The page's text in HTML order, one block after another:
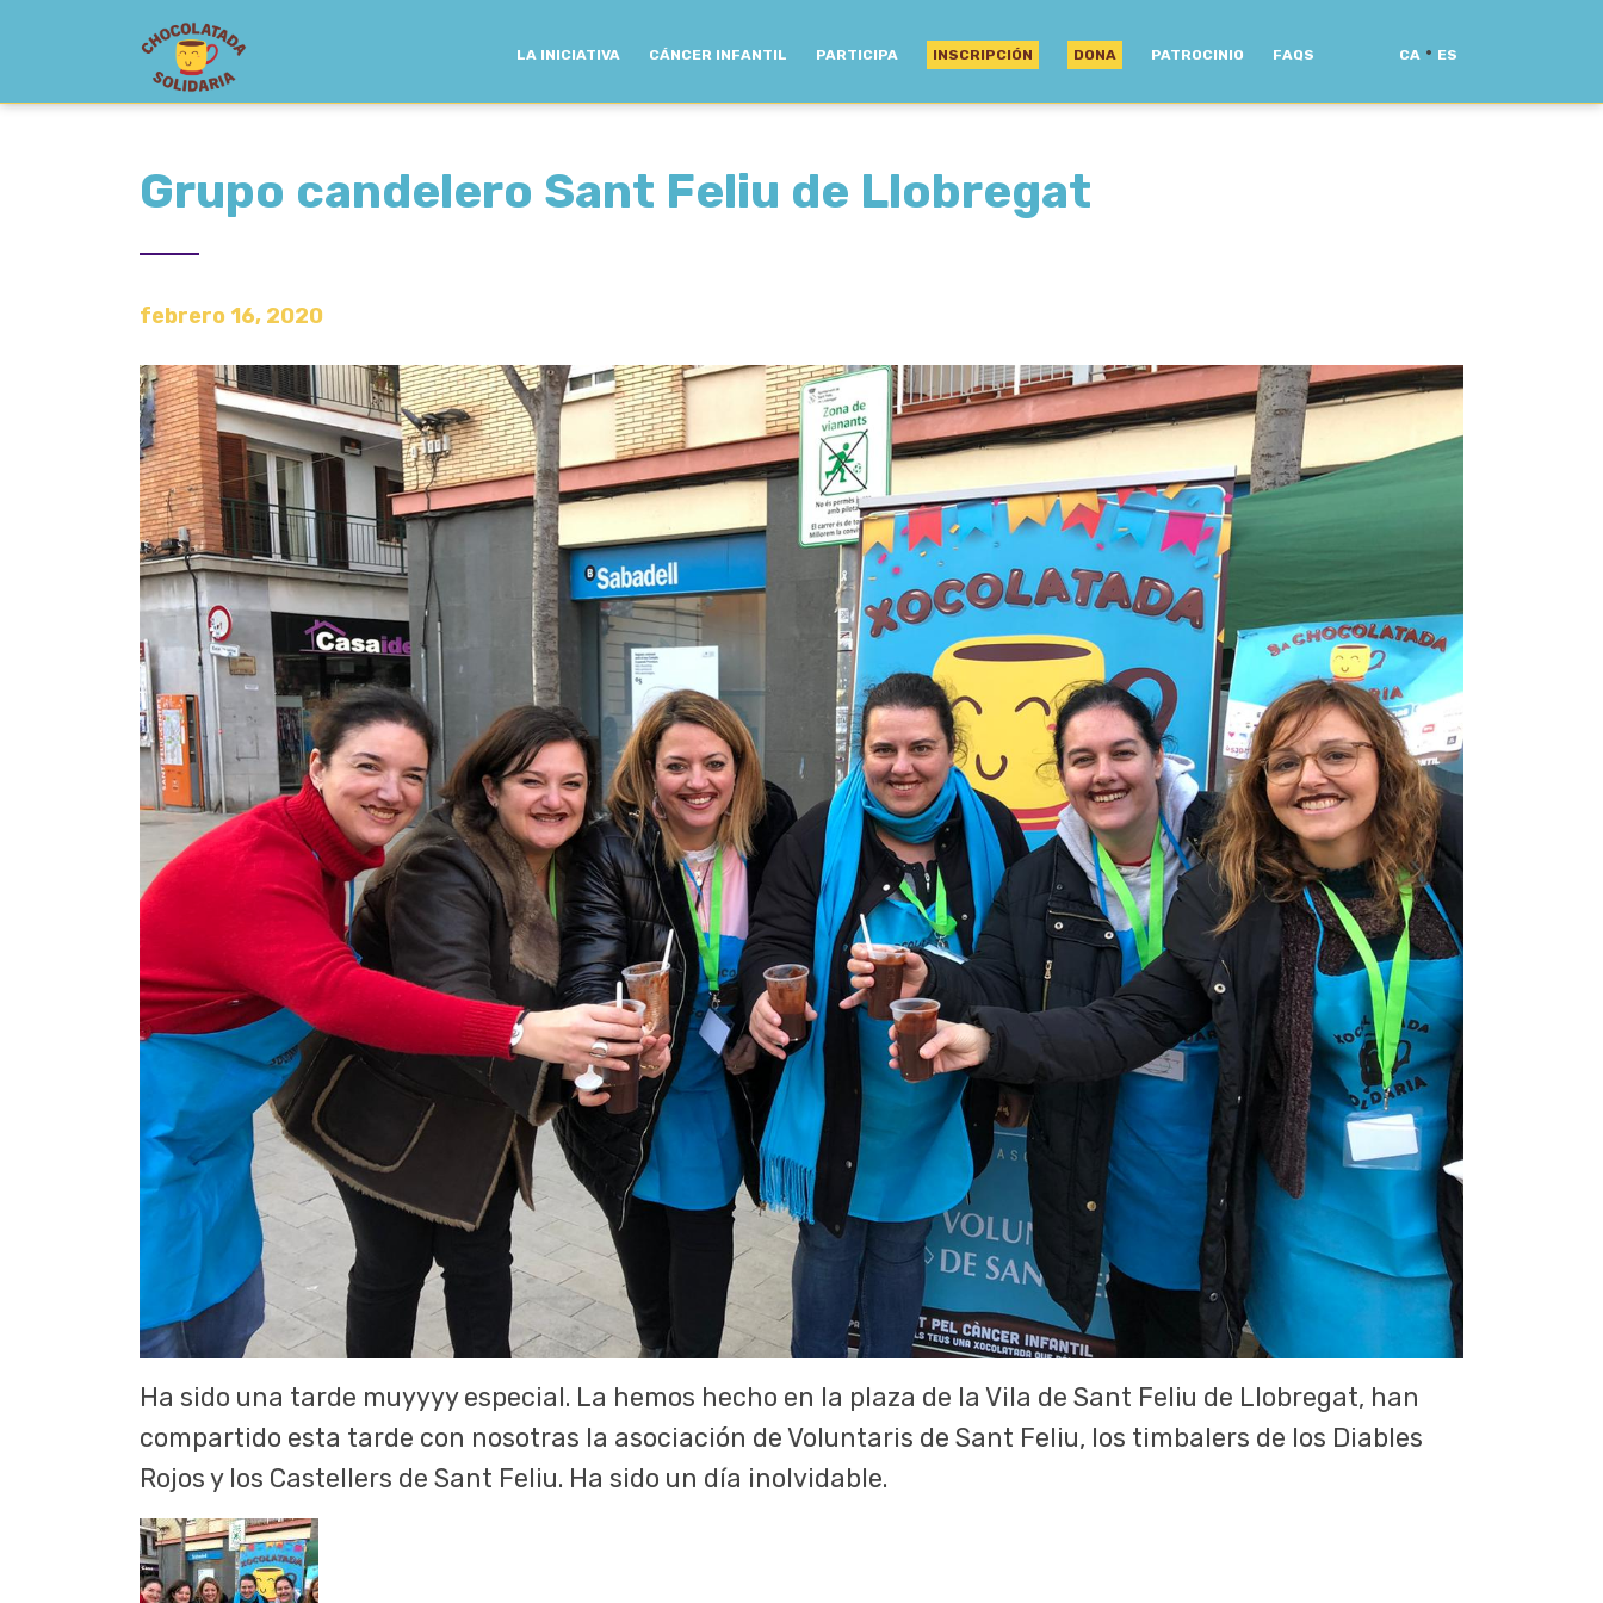
LA INICIATIVA CÁNCER INFANTIL PARTICIPA INSCRIPCIÓN DONA PATROCINIO FAQS CA · ES
Grupo candelero Sant Feliu de Llobregat
febrero 16, 2020
Ha sido una tarde muyyyy especial. La hemos hecho en la plaza de la Vila de Sant Feliu de Llobregat, han
compartido esta tarde con nosotras la asociación de Voluntaris de Sant Feliu, los timbalers de los Diables
Rojos y los Castellers de Sant Feliu. Ha sido un día inolvidable.